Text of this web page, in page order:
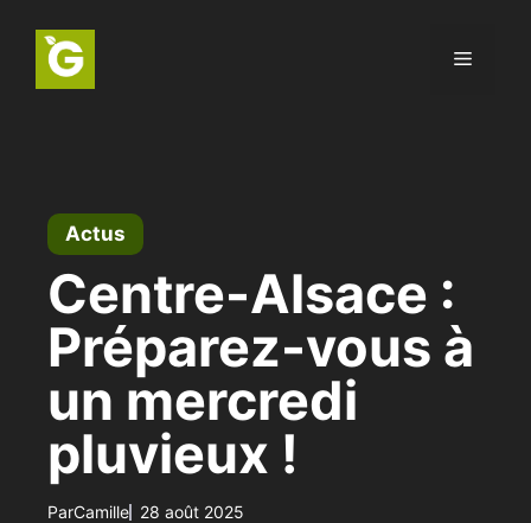
contenu
Menu
Actus
Centre-Alsace :
Préparez-vous à
un mercredi
pluvieux !
ParCamille 28 août 2025